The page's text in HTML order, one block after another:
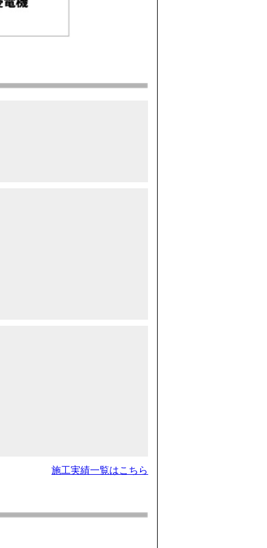
施工実績一覧はこちら